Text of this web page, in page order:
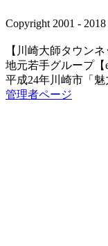
Copyright 2001 -
【川崎大師タウン
地元若手グループ
平成24年川崎市「
管理者ページ